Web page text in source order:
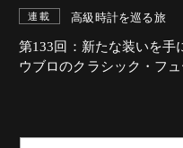
連載 高級時計を巡る旅
第133回：新たな装いを手
ウブロのクラシック・フュ